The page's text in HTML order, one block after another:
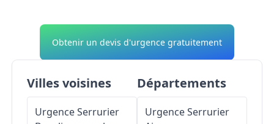
Obtenir un devis d'urgence gratuitement
Villes voisines
Urgence Serrurier
Départements
Urgence Serrurier